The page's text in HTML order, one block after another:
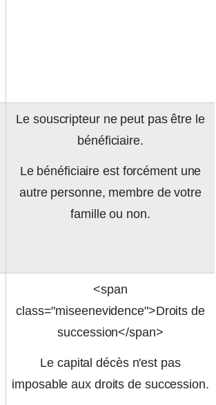
Le souscripteur ne peut pas être le
bénéficiaire.
Le bénéficiaire est forcément une
autre personne, membre de votre
famille ou non.
<span
class="miseenevidence">Droits de
succession</span>
Le capital décès n'est pas
imposable aux droits de succession.